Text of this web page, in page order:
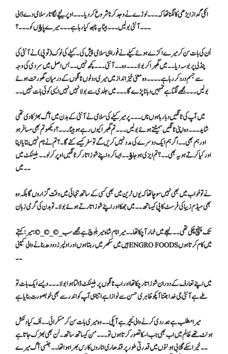
انکی گداز ایڑھی کا لگنا تھا کہ ۔۔۔لوڑے نے وجد کرنا شروع کردیا ۔۔۔اوپر نیچے لگاتار سلامی دے ڈالی
۔۔۔آنٹی بولیں ۔۔۔بیٹا یہ چبھ کیا رہا ہے ۔۔۔میرے پاﺅں کو ۔۔۔؟
اُن کی بات سن کر میرے اکڑے ہوئے کیلے نے فورا ہی سلامی پیش کی ۔کیلے کی نوک (ٹوپی) نے آنٹی کی
پنڈلی پر بوسہ دیا ۔۔ میں گھبرا کر بولا ۔۔۔ وہ ۔۔آنٹی ۔۔۔ کچھ نہیں ۔۔بس ا صل میں سرد ی کی وجہ
سے جسم درد کر رہا ہے ۔۔۔۔ وہ معنی خیز انداز میں میری دونوں ٹانگوں کے درمیان گھورتت ہوئے
بولیں ۔۔۔ مجھے لگتا ہے تمہیں دبانا پڑے گا ۔۔۔ میں جلدی سے بولا نہیں نہیں ایسی کوئی بات نہیں ۔۔
میں آپ کی ٹانگیں دبا رہا ہوں ناں ۔۔۔پر میر کیلے کی سلامی نے آنٹی کے بدن میں آگ بھڑکا دی تھی
شاید ۔۔۔وہ اپنی ٹانگیں سمیٹتے ہوئے بولیں ۔۔۔ تم گھبرا کیوں رہے ہو بیٹا ۔۔۔ ؟ دیکھو تم بھی مسافر ہو
اور ہم بھی ۔۔ اگر ہم ایک دوسرے کی مدد نہیں کریں گے تو سفر کیسے کٹے گا ۔؟ تم نے نام نہیں بتایا اپنا
اور کیا کرتے ہو یہ بھی ۔۔ ؟ تم ایزی ہو جاﺅ ۔۔ ایسا کرو اپنے شوز اتار کر ٹانگیں اوپر کر لو ۔۔بلینکٹ میں
۔۔میں
نے تو خواب میں بھی نہیں سوچا تھا کہ یوں ٹرین میں بھی کسی کے ساتھ تنہائی میں وقت گزاروں گا بلکہ وہ
بھی میڈم زیبا کی فرسٹ کاپی کیساتھ ۔۔ میں جھکا اور اپنے شوز اتارتے ہوئے بولا ۔تو بدن کی گرمی زبان
تک پہنچ چکی تھی ۔۔لہجے میں خمار آچکا تھا ۔۔میرا نام شاہ میر بلوچ ہے مجھے سب _© _©_© :میر: کہتے
ہیں میں سکھر میں رہتا ہوں اور اولپرز دودھ بنانے والی کمپنی ENGRO FOODSمیں کام کرتا ہوں
۔۔
میں اپنے تعارف کے دوران شوز اتار چکا تھا اور اب ٹانگوں پر بلینکٹ ڈالتا ہوا بولا ۔۔۔ویسے ایک بات تو
طے ہے آنٹی جی خدا جتنا آپکو ظاہری حسن سے نوازا ہے اتنا ہی آپ کو اندر سے بھی خوبصورت بنایا ہے
میرا مطلب ہے ہمدرد ی کرنے والی نیچر ہے آپکی ۔۔ وہ میری بات سن کر مسکرائی ۔۔اُف کیا دلکش
ہونٹ تھے ظالم میں اب بھی جب اسکا تصور کرتا ہوں تو ۔۔۔ من کیسا تھ ساتھ ۔لن بھی بھڑک جاتا ہے
۔۔ خیر اسکے گلابی ہونٹوں میں قدرتی طور پر قندھاری اناروں کا رس بھرا ہوا تھا ۔۔جنسی آگ میرے